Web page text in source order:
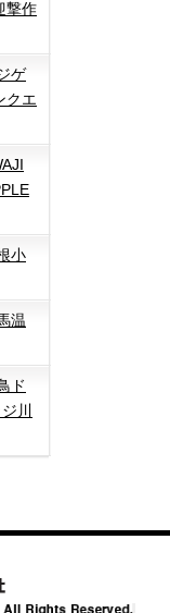
撃作
ゲ
クエ
小
温
ド
川